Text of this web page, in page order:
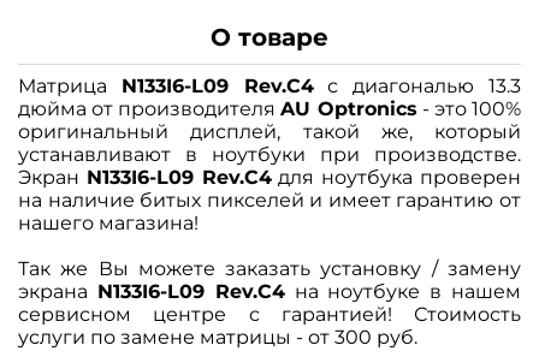
О товаре
Матрица N133I6-L09 Rev.C4с диагональю 13.3
дюйма от производителяAU Optronics - это 100%
оригинальный дисплей, такой же, который
устанавливают в ноутбуки при производстве.
Экран N133I6-L09 Rev.C4для ноутбука проверен
на наличие битых пикселей и имеет гарантию от
нашего магазина!
Так же Вы можете заказать установку / замену
экрана N133I6-L09 Rev.C4на ноутбуке в нашем
сервисном центре с гарантией! Стоимость
услуги по замене матрицы - от 300 руб.